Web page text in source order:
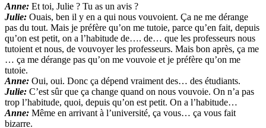
Anne: Et toi, Julie ? Tu as un avis ?
Julie: Ouais, ben il y en a qui nous vouvoient. Ça ne me dérange
pas du tout. Mais je préfère qu’on me tutoie, parce qu’en fait, depuis
qu’on est petit, on a l’habitude de…. de… que les professeurs nous
tutoient et nous, de vouvoyer les professeurs. Mais bon après, ça me
… ça me dérange pas qu’on me vouvoie et je préfère qu’on me
tutoie.
Anne: Oui, oui. Donc ça dépend vraiment des… des étudiants.
Julie: C’est sûr que ça change quand on nous vouvoie. On n’a pas
trop l’habitude, quoi, depuis qu’on est petit. On a l’habitude…
Anne: Même en arrivant à l’université, ça vous… ça vous fait
bizarre.